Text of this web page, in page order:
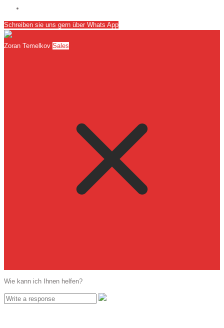
Schreiben sie uns gern über Whats App
Zoran Temelkov Sales
Wie kann ich Ihnen helfen?